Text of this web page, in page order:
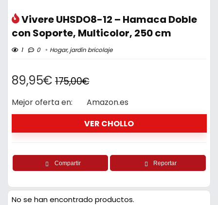
Vivere UHSDO8-12 – Hamaca Doble
con Soporte, Multicolor, 250 cm
1 0 Hogar, jardín bricolaje
89,95€ 175,00€
Mejor oferta en:
Amazon.es
VER CHOLLO
Compartir Reportar
No se han encontrado productos.